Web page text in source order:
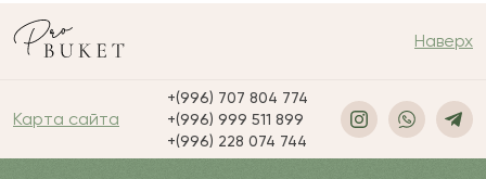
Наверх
Карта сайта
+(996) 707 804 774
+(996) 999 511 899
+(996) 228 074 744